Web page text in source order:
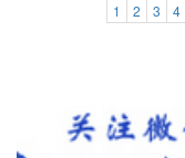
1 2 3 4